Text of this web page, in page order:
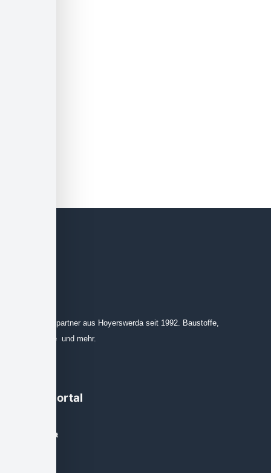
Ihr Ansprechpartner aus Hoyerswerda seit 1992. Baustoffe,
Leinprodukte und mehr.
Käuferportal
Mein Account